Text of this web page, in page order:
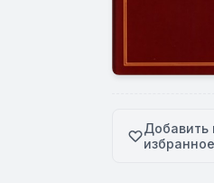
Добавить
избранное